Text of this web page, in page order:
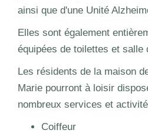
ainsi que d'une Unité
Elles sont également
équipées de toilettes et salle
Les résidents de la maison
Marie pourront à loisir
nombreux services et
Coiffeur